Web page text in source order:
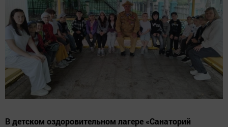
В детском оздоровительном лагере «Санаторий